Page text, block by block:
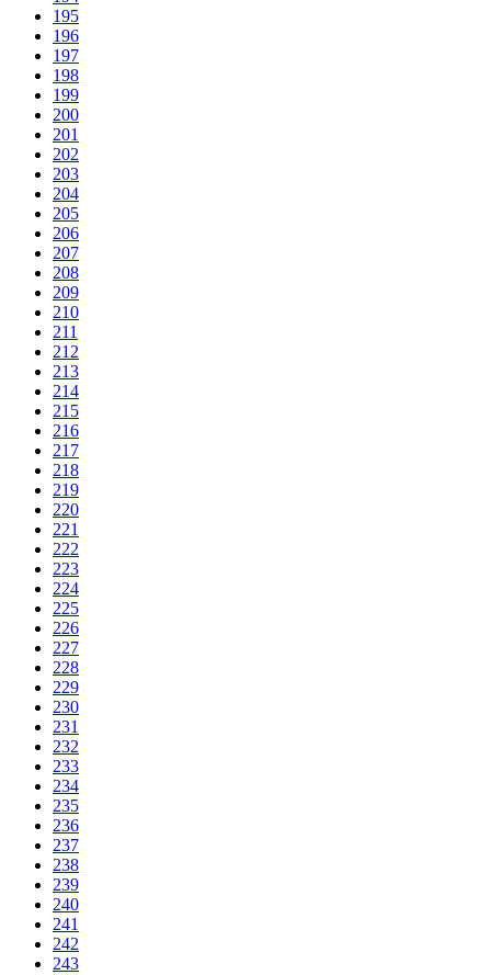
195
196
197
198
199
200
201
202
203
204
205
206
207
208
209
210
211
212
213
214
215
216
217
218
219
220
221
222
223
224
225
226
227
228
229
230
231
232
233
234
235
236
237
238
239
240
241
242
243